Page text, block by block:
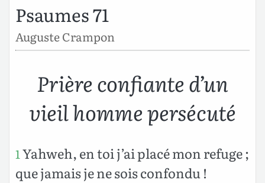
Psaumes 71
Auguste Crampon
Prière confiante d’un
vieil homme persécuté
1 Yahweh, en toi j’ai placé mon refuge ;
que jamais je ne sois confondu !